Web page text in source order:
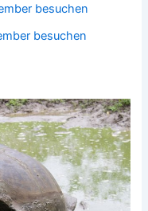
besuchen
besuchen